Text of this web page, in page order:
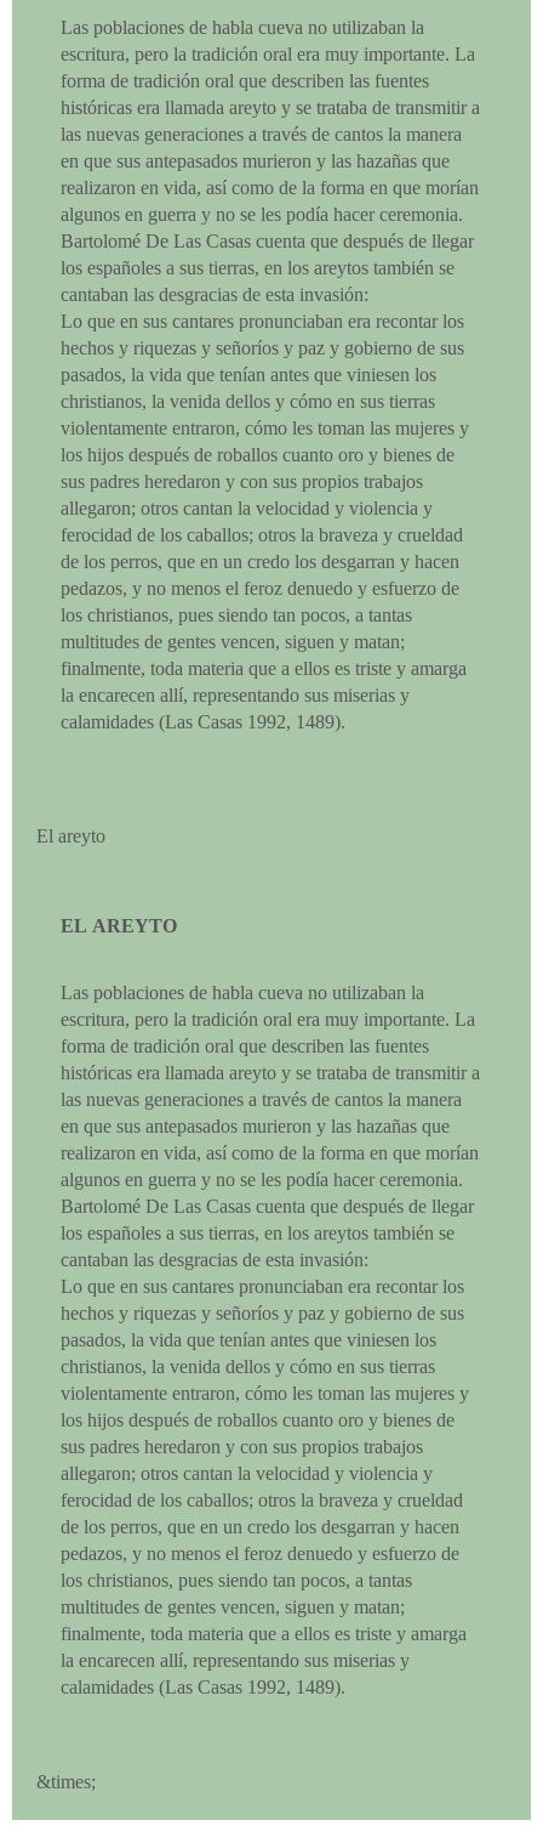
Las poblaciones de habla cueva no utilizaban la
escritura, pero la tradición oral era muy importante. La
forma de tradición oral que describen las fuentes
históricas era llamada areyto y se trataba de transmitir a
las nuevas generaciones a través de cantos la manera
en que sus antepasados murieron y las hazañas que
realizaron en vida, así como de la forma en que morían
algunos en guerra y no se les podía hacer ceremonia.
Bartolomé De Las Casas cuenta que después de llegar
los españoles a sus tierras, en los areytos también se
cantaban las desgracias de esta invasión:
Lo que en sus cantares pronunciaban era recontar los
hechos y riquezas y señoríos y paz y gobierno de sus
pasados, la vida que tenían antes que viniesen los
christianos, la venida dellos y cómo en sus tierras
violentamente entraron, cómo les toman las mujeres y
los hijos después de roballos cuanto oro y bienes de
sus padres heredaron y con sus propios trabajos
allegaron; otros cantan la velocidad y violencia y
ferocidad de los caballos; otros la braveza y crueldad
de los perros, que en un credo los desgarran y hacen
pedazos, y no menos el feroz denuedo y esfuerzo de
los christianos, pues siendo tan pocos, a tantas
multitudes de gentes vencen, siguen y matan;
finalmente, toda materia que a ellos es triste y amarga
la encarecen allí, representando sus miserias y
calamidades (Las Casas 1992, 1489).
El areyto
EL AREYTO
Las poblaciones de habla cueva no utilizaban la
escritura, pero la tradición oral era muy importante. La
forma de tradición oral que describen las fuentes
históricas era llamada areyto y se trataba de transmitir a
las nuevas generaciones a través de cantos la manera
en que sus antepasados murieron y las hazañas que
realizaron en vida, así como de la forma en que morían
algunos en guerra y no se les podía hacer ceremonia.
Bartolomé De Las Casas cuenta que después de llegar
los españoles a sus tierras, en los areytos también se
cantaban las desgracias de esta invasión:
Lo que en sus cantares pronunciaban era recontar los
hechos y riquezas y señoríos y paz y gobierno de sus
pasados, la vida que tenían antes que viniesen los
christianos, la venida dellos y cómo en sus tierras
violentamente entraron, cómo les toman las mujeres y
los hijos después de roballos cuanto oro y bienes de
sus padres heredaron y con sus propios trabajos
allegaron; otros cantan la velocidad y violencia y
ferocidad de los caballos; otros la braveza y crueldad
de los perros, que en un credo los desgarran y hacen
pedazos, y no menos el feroz denuedo y esfuerzo de
los christianos, pues siendo tan pocos, a tantas
multitudes de gentes vencen, siguen y matan;
finalmente, toda materia que a ellos es triste y amarga
la encarecen allí, representando sus miserias y
calamidades (Las Casas 1992, 1489).
&times;